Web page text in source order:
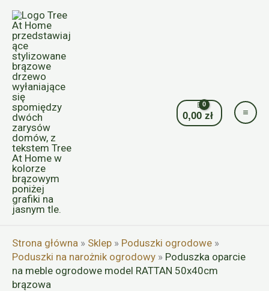
Przejdź
treści
0,00zł
Strona główna » Sklep » Poduszki ogrodowe »
Poduszki na narożnik ogrodowy » Poduszka oparcie
na meble ogrodowe model RATTAN 50x40cm
brązowa